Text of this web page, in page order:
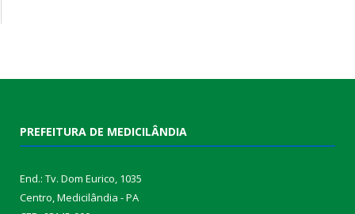
PREFEITURA DE MEDICILÂNDIA
End.: Tv. Dom Eurico, 1035
Centro, Medicilândia - PA